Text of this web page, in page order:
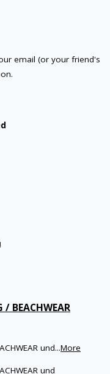
email (or your friend's
BEACHWEAR
und...More
und